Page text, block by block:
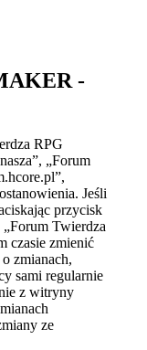
-
RPG
„Forum
Jeśli
przycisk
Twierdza
czasie zmienić
zmianach,
sami regularnie
z witryny
ze